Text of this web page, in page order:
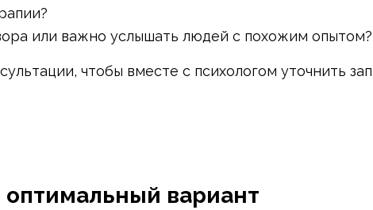
или важно услышать людей с похожим опытом?
чтобы вместе с психологом уточнить
оптимальный вариант